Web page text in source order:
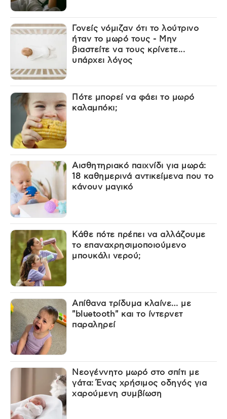
Γονείς νόμιζαν ότι το λούτρινο
ήταν το μωρό τους - Μην
βιαστείτε να τους κρίνετε...
υπάρχει λόγος
Πότε μπορεί να φάει το μωρό
καλαμπόκι;
Αισθητηριακό παιχνίδι για μωρά:
18 καθημερινά αντικείμενα που το
κάνουν μαγικό
Κάθε πότε πρέπει να αλλάζουμε
το επαναχρησιμοποιούμενο
μπουκάλι νερού;
Απίθανα τρίδυμα κλαίνε… με
"bluetooth" και το ίντερνετ
παραληρεί
Νεογέννητο μωρό στο σπίτι με
γάτα: Ένας χρήσιμος οδηγός για
χαρούμενη συμβίωση